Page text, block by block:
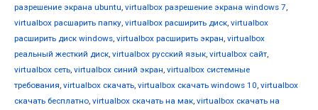
разрешение экрана ubuntu, virtualbox разрешение экрана windows 7,
virtualbox расшарить папку, virtualbox расширить диск, virtualbox
расширить диск windows, virtualbox расширить экран, virtualbox
реальный жесткий диск, virtualbox русский язык, virtualbox сайт,
virtualbox сеть, virtualbox синий экран, virtualbox системные
требования, virtualbox скачать, virtualbox скачать windows 10, virtualbox
скачать бесплатно, virtualbox скачать на мак, virtualbox скачать на